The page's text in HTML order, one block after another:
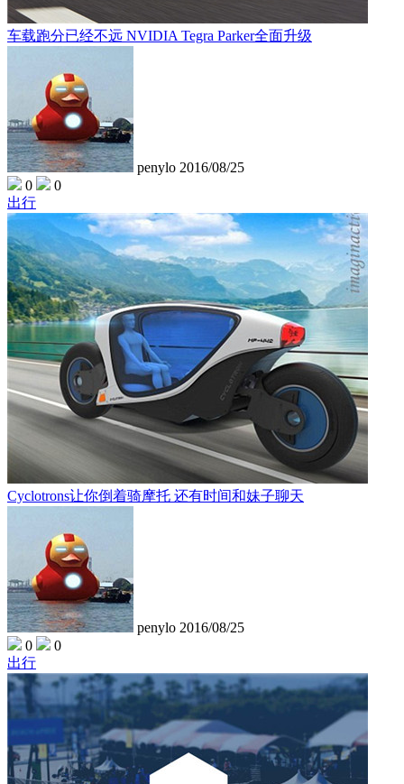
车载跑分已经不远 NVIDIA Tegra Parker全面升级
penylo 2016/08/25
0
0
出行
Cyclotrons让你倒着骑摩托 还有时间和妹子聊天
penylo 2016/08/25
0
0
出行